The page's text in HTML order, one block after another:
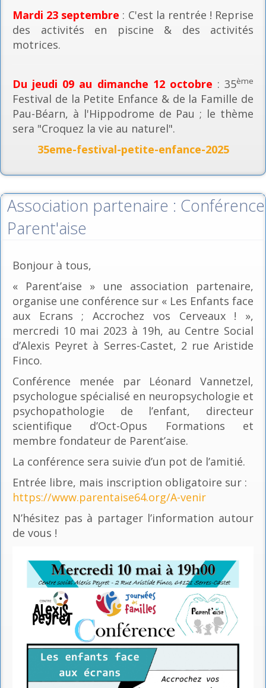
Mardi 23 septembre : C'est la rentrée ! Reprise
des activités en piscine & des activités
motrices.
Du jeudi 09 au dimanche 12 octobre : 35ème
Festival de la Petite Enfance & de la Famille de
Pau-Béarn, à l'Hippodrome de Pau ; le thème
sera "Croquez la vie au naturel".
35eme-festival-petite-enfance-2025
Association partenaire : Conférence
Parent'aise
Bonjour à tous,
« Parent’aise » une association partenaire,
organise une conférence sur « Les Enfants face
aux Ecrans ; Accrochez vos Cerveaux ! »,
mercredi 10 mai 2023 à 19h, au Centre Social
d’Alexis Peyret à Serres-Castet, 2 rue Aristide
Finco.
Conférence menée par Léonard Vannetzel,
psychologue spécialisé en neuropsychologie et
psychopathologie de l’enfant, directeur
scientifique d’Oct-Opus Formations et
membre fondateur de Parent’aise.
La conférence sera suivie d’un pot de l’amitié.
Entrée libre, mais inscription obligatoire sur :
https://www.parentaise64.org/A-venir
N’hésitez pas à partager l’information autour
de vous !